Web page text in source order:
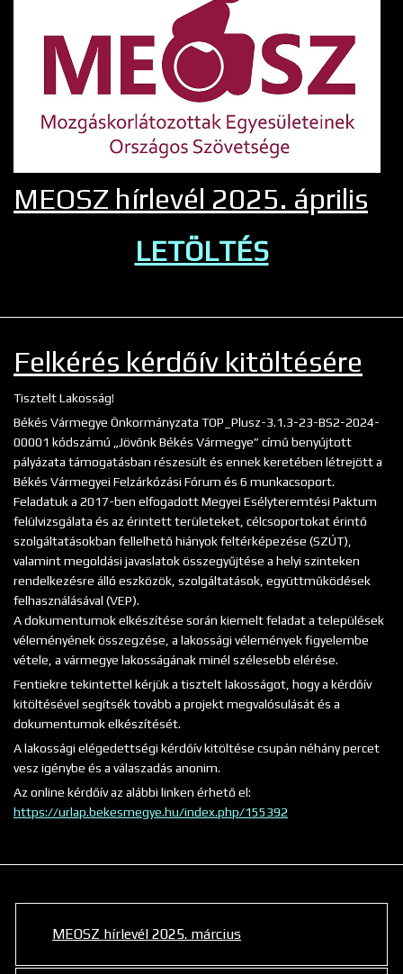
MEOSZ hírlevél 2025. április
LETÖLTÉS
Felkérés kérdőív kitöltésére
Tisztelt Lakosság!
Békés Vármegye Önkormányzata TOP_Plusz-3.1.3-23-BS2-2024-
00001 kódszámú „Jövőnk Békés Vármegye” című benyújtott
pályázata támogatásban részesült és ennek keretében létrejött a
Békés Vármegyei Felzárkózási Fórum és 6 munkacsoport.
Feladatuk a 2017-ben elfogadott Megyei Esélyteremtési Paktum
felülvizsgálata és az érintett területeket, célcsoportokat érintő
szolgáltatásokban fellelhető hiányok feltérképezése (SZÚT),
valamint megoldási javaslatok összegyűjtése a helyi szinteken
rendelkezésre álló eszközök, szolgáltatások, együttműködések
felhasználásával (VEP).
A dokumentumok elkészítése során kiemelt feladat a települések
véleményének összegzése, a lakossági vélemények figyelembe
vétele, a vármegye lakosságának minél szélesebb elérése.
Fentiekre tekintettel kérjük a tisztelt lakosságot, hogy a kérdőív
kitöltésével segítsék tovább a projekt megvalósulását és a
dokumentumok elkészítését.
A lakossági elégedettségi kérdőív kitöltése csupán néhány percet
vesz igénybe és a válaszadás anonim.
Az online kérdőív az alábbi linken érhető el:
https://urlap.bekesmegye.hu/index.php/155392
MEOSZ hírlevél 2025. március